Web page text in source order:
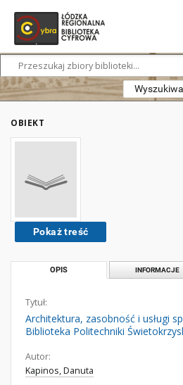
OBIEKT
Pokaż treść
OPIS INFORMACJE
Tytuł:
Architektura, zasobność i usługi
Biblioteka Politechniki
Autor:
Kapinos, Danuta